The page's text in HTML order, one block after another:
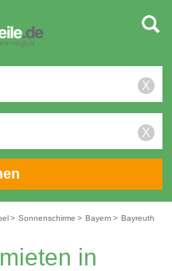
X
X
> Sonnenschirme > Bayern > Bayreuth
in